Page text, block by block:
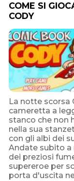
COME SI
CODY
La notte scorsa
cameretta a
stanco che non
nella sua
con gli albi dei
Andate subito a
dei preziosi
supereroe per
porta d'uscita